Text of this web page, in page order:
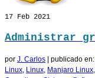
17 Feb 2021
Administrar
por J. Carlos publicado en:
Linux, Linux, Manjaro Linux,